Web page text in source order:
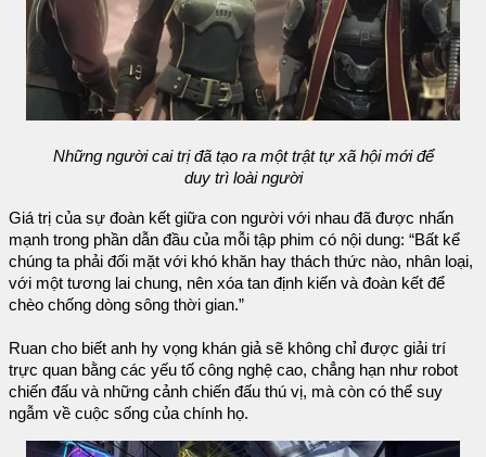
Những người cai trị đã tạo ra một trật tự xã hội mới để
duy trì loài người
Giá trị của sự đoàn kết giữa con người với nhau đã được nhấn
mạnh trong phần dẫn đầu của mỗi tập phim có nội dung: “Bất kể
chúng ta phải đối mặt với khó khăn hay thách thức nào, nhân loại,
với một tương lai chung, nên xóa tan định kiến và đoàn kết để
chèo chống dòng sông thời gian.”
Ruan cho biết anh hy vọng khán giả sẽ không chỉ được giải trí
trực quan bằng các yếu tố công nghệ cao, chẳng hạn như robot
chiến đấu và những cảnh chiến đấu thú vị, mà còn có thể suy
ngẫm về cuộc sống của chính họ.